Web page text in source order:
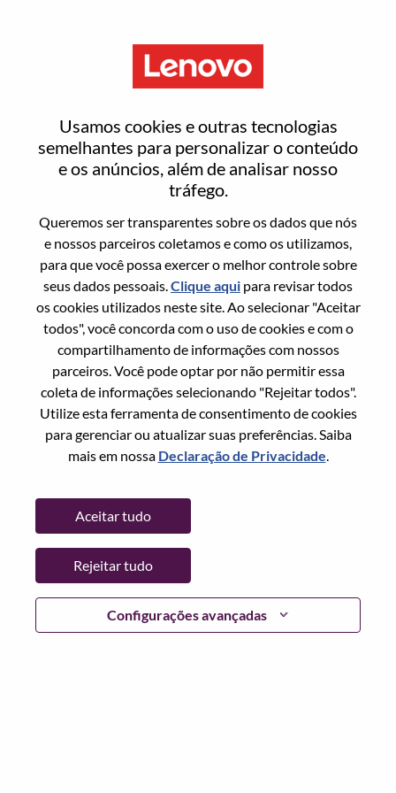
Usamos cookies e outras tecnologias
semelhantes para personalizar o conteúdo
e os anúncios, além de analisar nosso
tráfego.
Queremos ser transparentes sobre os dados que nós
e nossos parceiros coletamos e como os utilizamos,
para que você possa exercer o melhor controle sobre
seus dados pessoais.Clique aqui para revisar todos
os cookies utilizados neste site. Ao selecionar "Aceitar
todos", você concorda com o uso de cookies e com o
compartilhamento de informações com nossos
parceiros. Você pode optar por não permitir essa
coleta de informações selecionando "Rejeitar todos".
Utilize esta ferramenta de consentimento de cookies
para gerenciar ou atualizar suas preferências. Saiba
mais em nossa Declaração de Privacidade.
Configurações avançadas
Aceitar tudo
Rejeitar tudo
Redefinir senha
Tem certeza que deseja redefinir sua
Enter the email address associated with your
account, then click "Continue".
Vamos enviar por email um link para você
redefinir sua senha.
Redefinir senha com seu email
Email*
Continuar